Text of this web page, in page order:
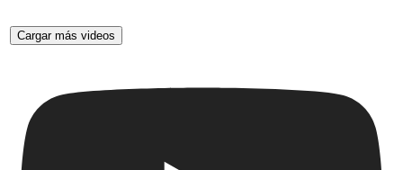
Cargar más videos